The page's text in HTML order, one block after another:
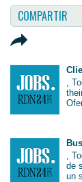
COMPARTIR
,
,
de
un